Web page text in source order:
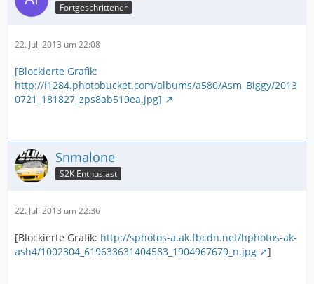
Fortgeschrittener
22. Juli 2013 um 22:08
[Blockierte Grafik:
http://i1284.photobucket.com/albums/a580/Asm_Biggy/2013
0721_181827_zps8ab519ea.jpg]
Snmalone
S2K Enthusiast
22. Juli 2013 um 22:36
[Blockierte Grafik: http://sphotos-a.ak.fbcdn.net/hphotos-ak-
ash4/1002304_619633631404583_1904967679_n.jpg
]